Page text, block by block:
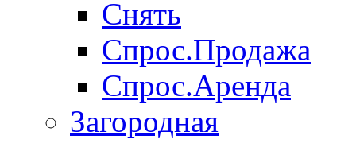
Снять
Спрос.Продажа
Спрос.Аренда
Загородная